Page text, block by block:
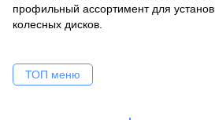
профильный ассортимент для
колесных дисков.
ТОП меню